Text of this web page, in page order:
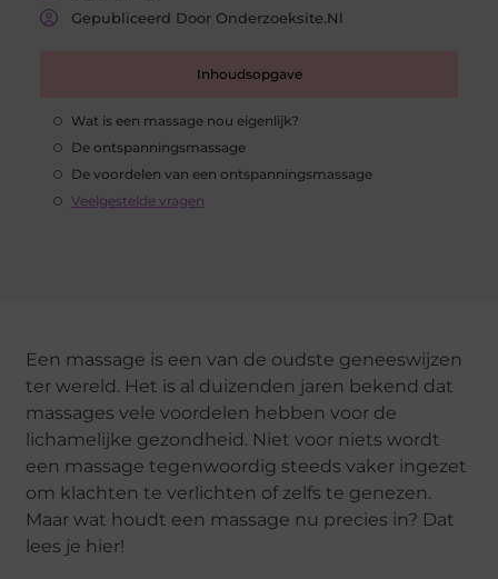
Gepubliceerd Door Onderzoeksite.nl
Inhoudsopgave
Wat is een massage nou eigenlijk?
De ontspanningsmassage
De voordelen van een ontspanningsmassage
Veelgestelde vragen
Een massage is een van de oudste geneeswijzen
ter wereld. Het is al duizenden jaren bekend dat
massages vele voordelen hebben voor de
lichamelijke gezondheid. Niet voor niets wordt
een massage tegenwoordig steeds vaker ingezet
om klachten te verlichten of zelfs te genezen.
Maar wat houdt een massage nu precies in? Dat
lees je hier!